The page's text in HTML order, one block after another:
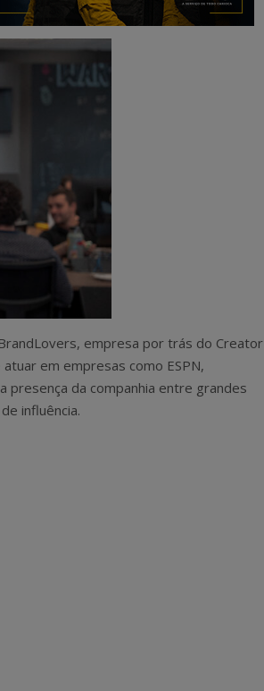
empresa por trás do Creator
em empresas como ESPN,
presença da companhia entre grandes
influência.